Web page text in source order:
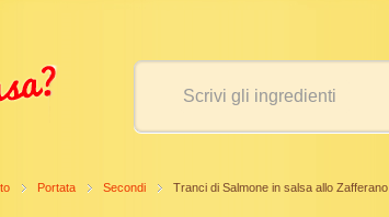
Portata Secondi Tranci di Salmone in salsa allo Zafferano